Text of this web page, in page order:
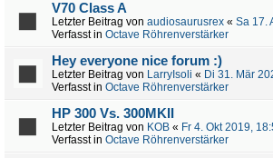
V70 Class A
Letzter Beitrag von audiosaurusrex « Sa 17.
Verfasst in Octave Röhrenverstärker
Hey everyone nice forum :)
Letzter Beitrag von LarryIsoli « Di 31. Mär
Verfasst in Octave Röhrenverstärker
HP 300 Vs. 300MKII
Letzter Beitrag von KOB « Fr 4. Okt 2019,
Verfasst in Octave Röhrenverstärker